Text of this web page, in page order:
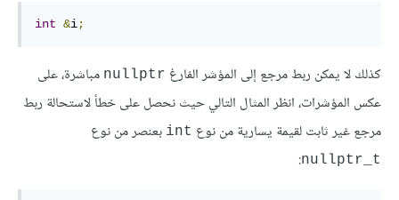
int &i;
كذلك لا يمكن ربط مرجع إلى المؤشر الفارغ ‎nullptr‎ مباشرة، على
عكس المؤشرات، انظر المثال التالي حيث نحصل على خطأ لاستحالة ربط
مرجع غير ثابت لقيمة يسارية من نوع int بعنصر من نوع
nullptr_t
: